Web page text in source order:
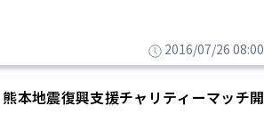
2016/07/26 08:00
本地震復興支援チャリティーマッチ開